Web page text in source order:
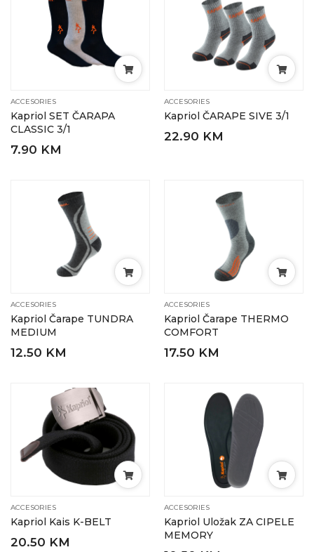
ACCESORIES
Kapriol SET ČARAPA
CLASSIC 3/1
7.90 KM
ACCESORIES
Kapriol ČARAPE SIVE 3/1
22.90 KM
ACCESORIES
Kapriol Čarape TUNDRA
MEDIUM
12.50 KM
ACCESORIES
Kapriol Čarape THERMO
COMFORT
17.50 KM
ACCESORIES
Kapriol Kais K-BELT
20.50 KM
ACCESORIES
Kapriol Uložak ZA CIPELE
MEMORY